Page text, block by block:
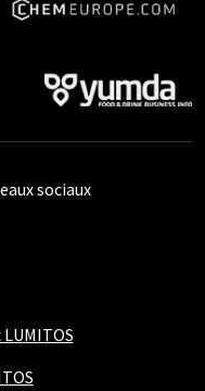
sociaux